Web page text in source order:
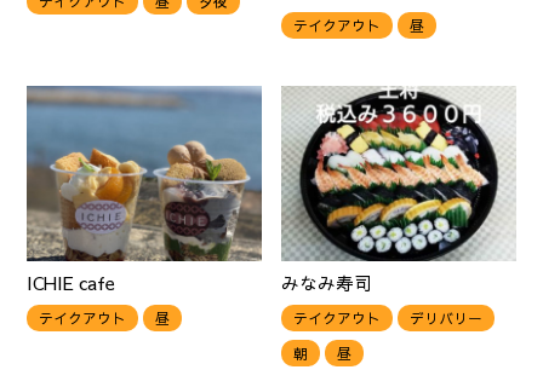
テイクアウト 昼
ICHIE cafe
テイクアウト 昼
みなみ寿司
テイクアウト
デリバリー
朝
昼